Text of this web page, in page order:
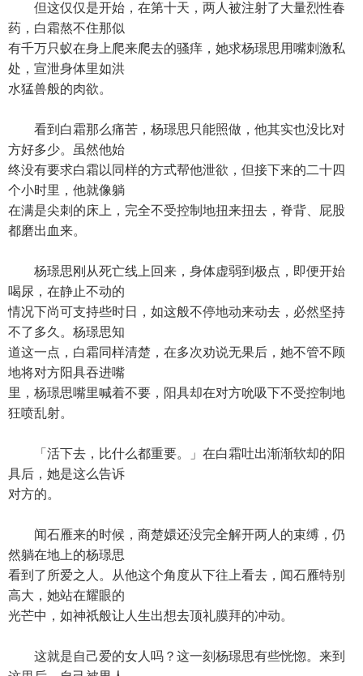
但这仅仅是开始，在第十天，两人被注射了大量烈性春
药，白霜熬不住那似
有千万只蚁在身上爬来爬去的骚痒，她求杨璟思用嘴刺激私
处，宣泄身体里如洪
水猛兽般的肉欲。
看到白霜那么痛苦，杨璟思只能照做，他其实也没比对
方好多少。虽然他始
终没有要求白霜以同样的方式帮他泄欲，但接下来的二十四
个小时里，他就像躺
在满是尖刺的床上，完全不受控制地扭来扭去，脊背、屁股
都磨出血来。
杨璟思刚从死亡线上回来，身体虚弱到极点，即便开始
喝尿，在静止不动的
情况下尚可支持些时日，如这般不停地动来动去，必然坚持
不了多久。杨璟思知
道这一点，白霜同样清楚，在多次劝说无果后，她不管不顾
地将对方阳具吞进嘴
里，杨璟思嘴里喊着不要，阳具却在对方吮吸下不受控制地
狂喷乱射。
「活下去，比什么都重要。」在白霜吐出渐渐软却的阳
具后，她是这么告诉
对方的。
闻石雁来的时候，商楚嬛还没完全解开两人的束缚，仍
然躺在地上的杨璟思
看到了所爱之人。从他这个角度从下往上看去，闻石雁特别
高大，她站在耀眼的
光芒中，如神祇般让人生出想去顶礼膜拜的冲动。
这就是自己爱的女人吗？这一刻杨璟思有些恍惚。来到